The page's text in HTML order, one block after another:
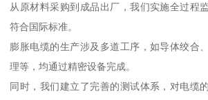
从原材料采购到成品出厂，我们实施全过程
符合国际标准。
膨胀电缆的生产涉及多道工序，如导体绞合
理等，均通过精密设备完成。
同时，我们建立了完善的测试体系，对电缆